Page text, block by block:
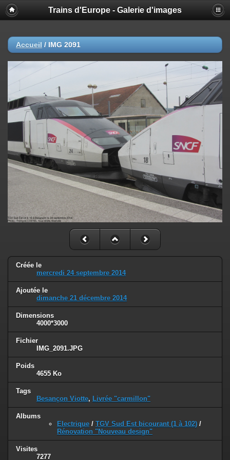
Trains d'Europe - Galerie d'images
Accueil / IMG 2091
Créée le
mercredi 24 septembre 2014
Ajoutée le
dimanche 21 décembre 2014
Dimensions
4000*3000
Fichier
IMG_2091.JPG
Poids
4655 Ko
Tags
Besançon Viotte, Livrée "carmillon"
Albums
Electrique / TGV Sud Est bicourant (1 à 102) /
Rénovation "Nouveau design"
Visites
7277